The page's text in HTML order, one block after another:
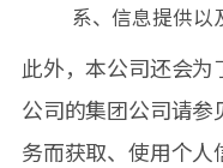
系、信息提供以
此外，本公司还会
公司的集团公司请参
务而获取、使用个人